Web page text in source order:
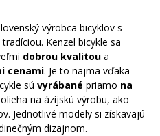
výrobca bicyklov s
Kenzel bicykle sa
dobrou kvalitou a
cenami. Je to najmä vďaka
sú vyrábané priamo na
na ázijskú výrobu, ako
Jednotlivé modely si získavajú
dizajnom.